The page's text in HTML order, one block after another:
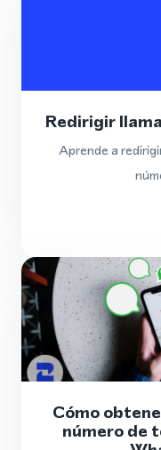
Redirigir
Aprende a
Cómo
número de